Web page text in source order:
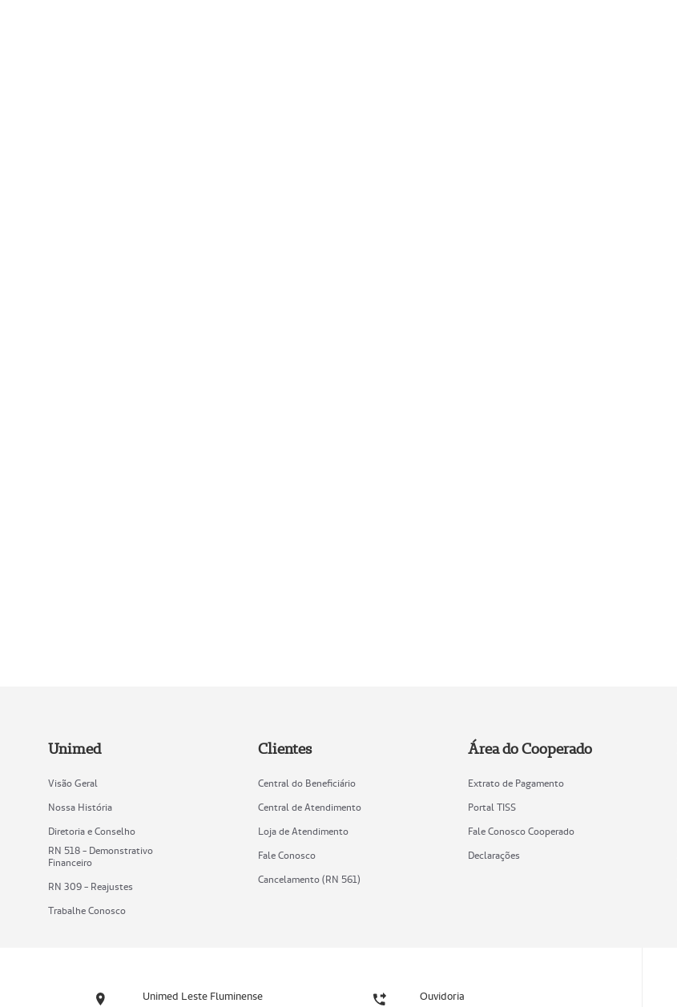
Unimed
Visão Geral
Nossa História
Diretoria e Conselho
RN 518 - Demonstrativo
Financeiro
RN 309 - Reajustes
Trabalhe Conosco
Clientes
Central do Beneficiário
Central de Atendimento
Loja de Atendimento
Fale Conosco
Cancelamento (RN 561)
Área do Cooperado
Extrato de Pagamento
Portal TISS
Fale Conosco Cooperado
Declarações
Unimed Leste Fluminense Ouvidoria